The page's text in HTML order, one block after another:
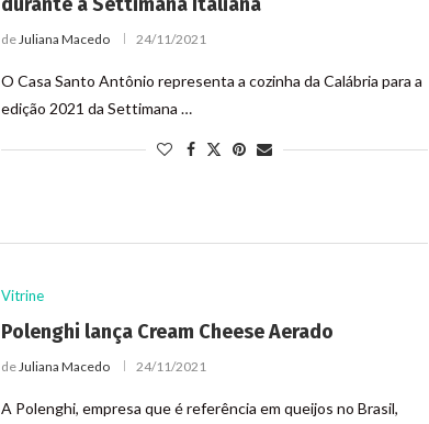
deJuliana Macedo 24/11/2021
O Casa Santo Antônio representa a cozinha da Calábria para a
edição 2021 da Settimana …
Vitrine
Polenghi lança Cream Cheese Aerado
de Juliana Macedo 24/11/2021
A Polenghi, empresa que é referência em queijos no Brasil,